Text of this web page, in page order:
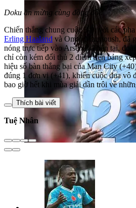
Doku ăn mừng cùng đồng đội.
Chiến thắng chung cuộc 3-0, với các
Erling Haaland và Omar Marmoush, đã
nóng trực tiếp vào Arsenal. Hiện tại,
chỉ còn kém đối thủ 2 điểm trên bảng
hiệu số bàn thắng bại của Man City
đúng 1 đơn vị (+41), khiến cuộc đua vô
bao giờ hết khi mùa giải dần trôi về
Thích bài viết
Tuệ Nhân